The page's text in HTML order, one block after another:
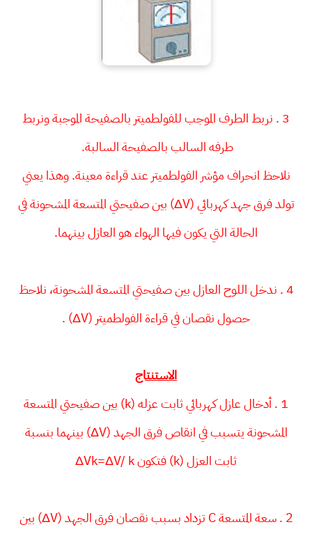
3 . نربط الطرف الموجب للفولطميتر بالصفيحة الموجبة ونربط
طرفه السالب بالصفيحة السالبة.
نلاحظ انحراف مؤشر الفولطميتر عند قراءة معينة. وهذا يعني
تولد فرق جهد كهربائي (ΔV) بين صفيحتي المتسعة المشحونة في
الحالة التي يكون فيها الهواء هو العازل بينهما.
4 . ندخل اللوح العازل بين صفيحتي المتسعة المشحونة، نلاحظ
حصول نقصان في قراءة الفولطميتر (ΔV) .
الاستنتاج
1 . أدخال عازل كهربائي ثابت عزله (k) بين صفيحتي المتسعة
المشحونة يتسبب في انقاص فرق الجهد (ΔV) بينهما بنسبة
ثابت العزل (k) فتكون ΔVk=ΔV/ k
2 . سعة المتسعة C تزداد بسبب نقصان فرق الجهد (ΔV) بين